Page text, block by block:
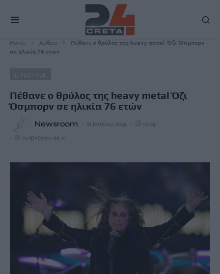
Home Άρθρα
Πέθανε ο θρύλος της heavy metal Όζι Όσμπορν
σε ηλικία 76 ετών
Πέθανε ο θρύλος της heavy metal Όζι
Όσμπορν σε ηλικία 76 ετών
Newsroom 22 Ιουλίου, 2025 19:05
Διαβάζεται σε 2'